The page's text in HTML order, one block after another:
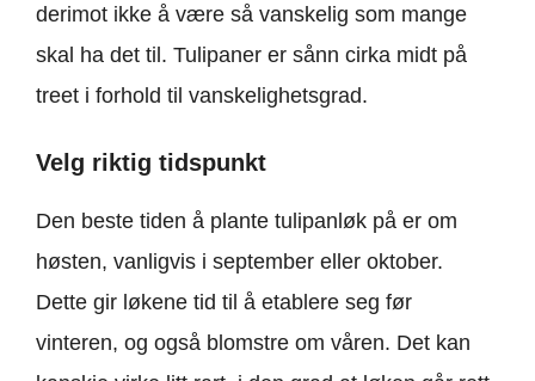
derimot ikke å være så vanskelig som mange
skal ha det til. Tulipaner er sånn cirka midt på
treet i forhold til vanskelighetsgrad.
Velg riktig tidspunkt
Den beste tiden å plante tulipanløk på er om
høsten, vanligvis i september eller oktober.
Dette gir løkene tid til å etablere seg før
vinteren, og også blomstre om våren. Det kan